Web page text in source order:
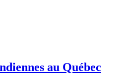
au Québec